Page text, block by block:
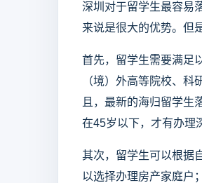
深圳对于留学生最容易
来说是很大的优势。但
首先，留学生需要满足
（境）外高等院校、
且，最新的海归留学生
在45岁以下，才有办理
其次，留学生可以根据
以选择办理房产家庭户